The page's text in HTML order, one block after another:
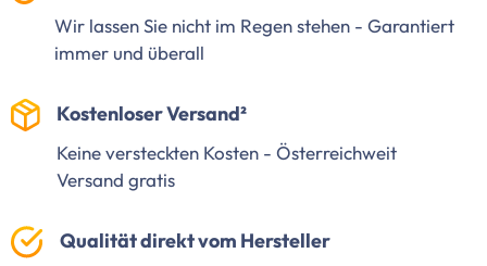
Wir lassen Sie nicht im Regen stehen - Garantiert
immer und überall
Kostenloser Versand²
Keine versteckten Kosten - Österreichweit
Versand gratis
Qualität direkt vom Hersteller